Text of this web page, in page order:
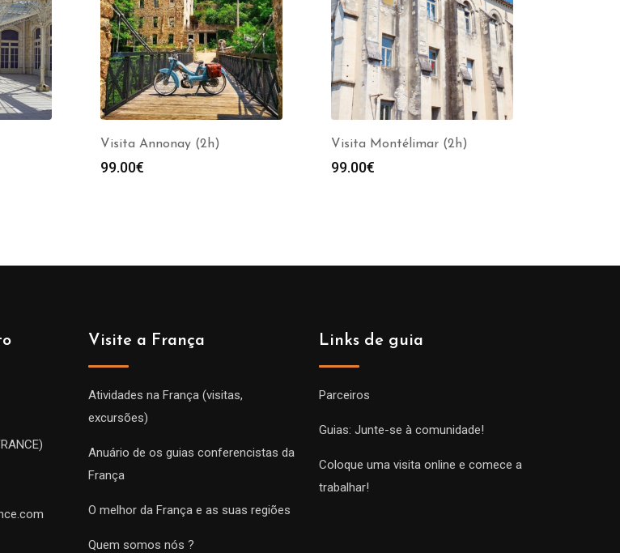
Visita Annonay (2h)
99.00€
Visita Montélimar (2h)
99.00€
Visite a França
Atividades na França (visitas,
excursões)
Anuário de os guias conferencistas da
França
O melhor da França e as suas regiões
Quem somos nós ?
Links de guia
Parceiros
Guias: Junte-se à comunidade!
Coloque uma visita online e comece a
trabalhar!